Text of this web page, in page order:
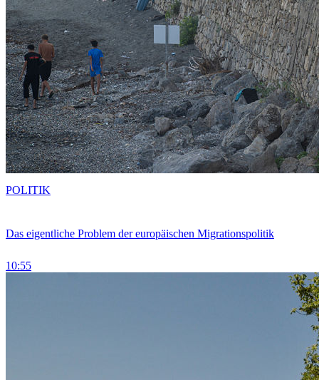
Das eigentliche Problem der europäischen Migrationspolitik
10:55
POLITIK